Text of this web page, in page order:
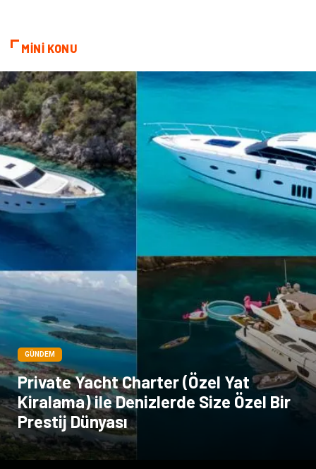
Basın Yayın
Telekomünikasyon Markalar
Ambalaj İthalat İhracat
Dernekler ve Birlikler
MİNİ KONU
GÜNDEM
Private Yacht Charter (Özel Yat
Kiralama) ile Denizlerde Size Özel Bir
Prestij Dünyası